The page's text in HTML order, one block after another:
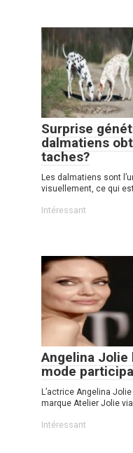
Surprise
dalmatiens
taches?
Les dalmatiens sont
visuellement, ce qui
Intéressant
Angelina Jolie
mode
L’actrice Angelina
marque Atelier Jolie
Intéressant